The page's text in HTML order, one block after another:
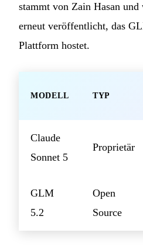
stammt von Zain Hasan
erneut veröffentlicht, das
Plattform hostet.
MODELL TYP
Claude
Sonnet 5
Proprietär
GLM
5.2
Open
Source